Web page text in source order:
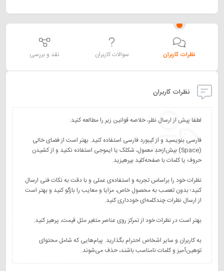
نظرات کاربران سوالات کاربران نقد و بررسی
نظرات کاربران
فارسی بنویسید و از کیبورد فارسی استفاده کنید. بهتر است از فضای خالی
(Space) بیش‌از‌حدِ معمول، شکلک یا ایموجی استفاده نکنید و از کشیدن
نظرات خود را براساس تجربه و استفاده‌ی عملی و با دقت به نکات فنی ارسال
کنید؛ بدون تعصب به محصول خاص، مزایا و معایب را بازگو کنید و بهتر است
به کاربران و سایر اشخاص احترام بگذارید. پیام‌هایی که شامل محتوای
توهین‌آمیز و کلمات نامناسب باشند، حذف می‌شوند.